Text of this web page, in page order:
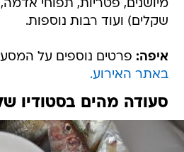
שקלים) ועוד רבות נוספות.
איפה: פרטים נוספים על
באתר האירוע.
סעודה מהים בסטודיו